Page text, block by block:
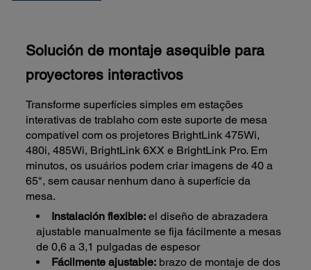
Solución de montaje asequible para
proyectores interactivos
Transforme superfícies simples em estações
interativas de trablaho com este suporte de mesa
compatível com os projetores BrightLink 475Wi,
480i, 485Wi, BrightLink 6XX e BrightLink Pro. Em
minutos, os usuários podem criar imagens de 40 a
65", sem causar nenhum dano à superfície da
mesa.
Instalación flexible: el diseño de abrazadera
ajustable manualmente se fija fácilmente a mesas
de 0,6 a 3,1 pulgadas de espesor
Fácilmente ajustable: brazo de montaje de dos